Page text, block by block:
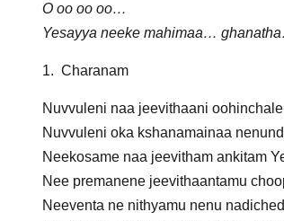
O oo oo oo…
Yesayya neeke mahimaa…
1. Charanam
Nuvvuleni naa jeevithaani
Nuvvuleni oka kshanamainaa
Neekosame naa jeevitham ankitam
Nee premanene jeevithaantamu
Neeventa ne nithyamu nenu